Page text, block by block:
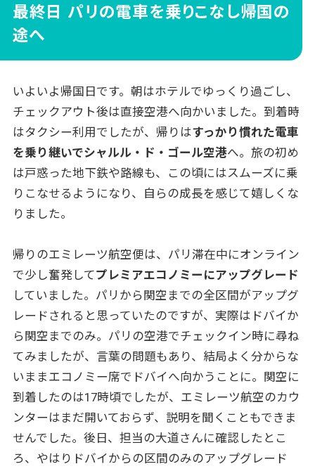
最終日 パリの電車を乗りこなし帰国の
途へ
いよいよ帰国日です。朝はホテルでゆっくり過ごし、
チェックアウト後は直接空港へ向かいました。到着時
はタクシー利用でしたが、帰りはすっかり慣れた電車
を乗り継いでシャルル・ド・ゴール空港へ。旅の初め
は戸惑った地下鉄や路線も、この頃にはスムーズに乗
りこなせるようになり、自らの成長を感じて嬉しくな
りました。
帰りのエミレーツ航空便は、パリ滞在中にオンライン
で少し奮発してプレミアエコノミーにアップグレード
していました。パリから関空までの全区間がアップグ
レードされると思っていたのですが、実際はドバイか
ら関空までのみ。パリの空港でチェックイン時に尋ね
てみましたが、言葉の問題もあり、結局よく分からな
いままエコノミー席でドバイへ向かうことに。関空に
到着したのは17時頃でしたが、エミレーツ航空のカウ
ンターはまだ開いておらず、説明を聞くこともできま
せんでした。後日、担当の大道さんに確認したとこ
ろ、やはりドバイからの区間のみのアップグレード